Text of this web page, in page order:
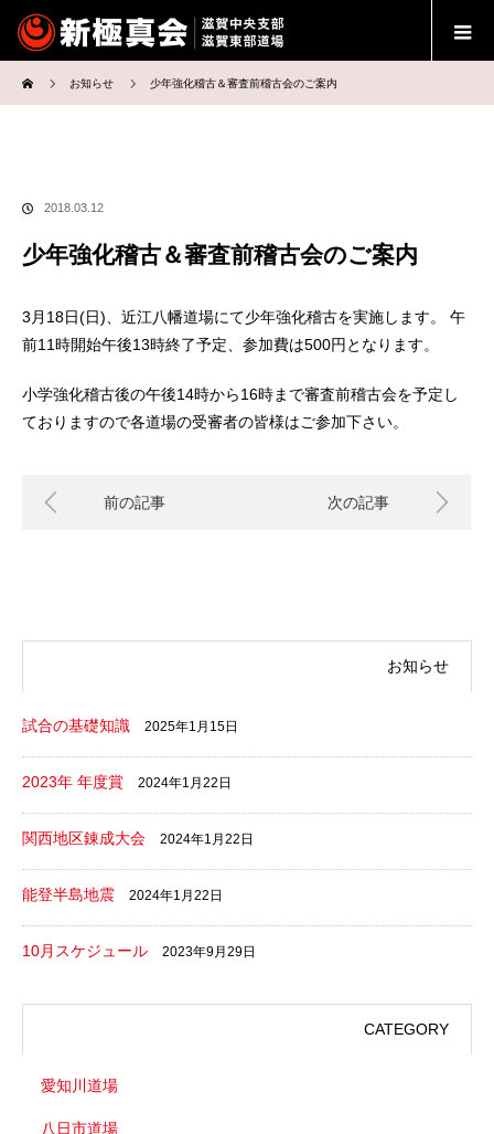
お知らせ
少年強化稽古＆審査前稽古会のご案内
2018.03.12
少年強化稽古＆審査前稽古会のご案内
3月18日(日)、近江八幡道場にて少年強化稽古を実施します。 午
前11時開始午後13時終了予定、参加費は500円となります。
小学強化稽古後の午後14時から16時まで審査前稽古会を予定し
ておりますので各道場の受審者の皆様はご参加下さい。
前の記事 次の記事
お知らせ
試合の基礎知識 2025年1月15日
2023年 年度賞 2024年1月22日
関西地区錬成大会 2024年1月22日
能登半島地震 2024年1月22日
10月スケジュール 2023年9月29日
CATEGORY
愛知川道場
八日市道場